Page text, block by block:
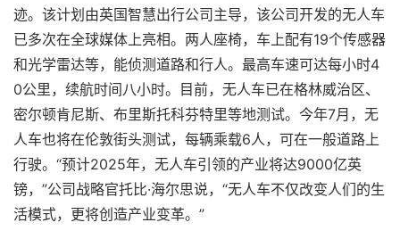
迹。该计划由英国智慧出行公司主导，该公司开发的无人车
已多次在全球媒体上亮相。两人座椅，车上配有19个传感器
和光学雷达等，能侦测道路和行人。最高车速可达每小时4
0公里，续航时间八小时。目前，无人车已在格林威治区、
密尔顿肯尼斯、布里斯托科芬特里等地测试。今年7月，无
人车也将在伦敦街头测试，每辆乘载6人，可在一般道路上
行驶。“预计2025年，无人车引领的产业将达9000亿英
镑，”公司战略官托比·海尔思说，“无人车不仅改变人们的生
活模式，更将创造产业变革。”